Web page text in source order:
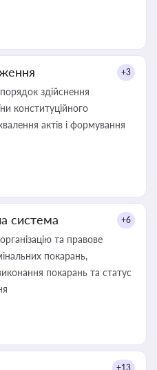
+3
здійснення
конституційного
актів і формування
система +6
та правове
покарань,
покарань та статус
+13